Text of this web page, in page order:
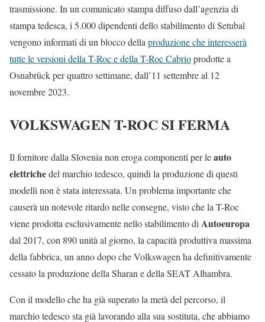
trasmissione. In un comunicato stampa diffuso dall’agenzia di
stampa tedesca, i 5.000 dipendenti dello stabilimento di Setubal
vengono informati di un blocco dellaproduzione che interesserà
tutte le versioni della T-Roc e della T-Roc Cabrioprodotte a
Osnabrück per quattro settimane, dall’11 settembre al 12
novembre 2023.
VOLKSWAGEN T-ROC SI FERMA
Il fornitore dalla Slovenia non eroga componenti per leauto
elettrichedel marchio tedesco, quindi la produzione di questi
modelli non è stata interessata. Un problema importante che
causerà un notevole ritardo nelle consegne, visto che la T-Roc
viene prodotta esclusivamente nello stabilimento di Autoeuropa
dal 2017, con 890 unità al giorno, la capacità produttiva massima
della fabbrica, un anno dopo che Volkswagen ha definitivamente
cessato la produzione della Sharan e della SEAT Alhambra.
Con il modello che ha già superato la metà del percorso, il
marchio tedesco sta già lavorando alla sua sostituta, che abbiamo